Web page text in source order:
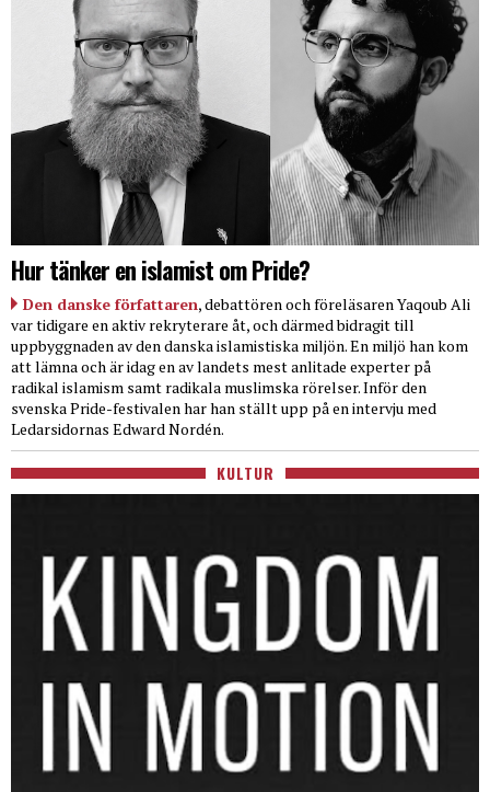
Hur tänker en islamist om Pride?
Den danske författaren, debattören och föreläsaren Yaqoub Ali
var tidigare en aktiv rekryterare åt, och därmed bidragit till
uppbyggnaden av den danska islamistiska miljön. En miljö han kom
att lämna och är idag en av landets mest anlitade experter på
radikal islamism samt radikala muslimska rörelser. Inför den
svenska Pride-festivalen har han ställt upp på en intervju med
Ledarsidornas Edward Nordén.
KULTUR